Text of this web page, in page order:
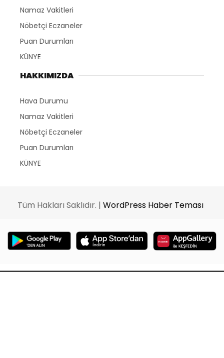
Namaz Vakitleri
Nöbetçi Eczaneler
Puan Durumları
KÜNYE
HAKKIMIZDA
Hava Durumu
Namaz Vakitleri
Nöbetçi Eczaneler
Puan Durumları
KÜNYE
Tüm Hakları Saklıdır. | WordPress Haber Teması